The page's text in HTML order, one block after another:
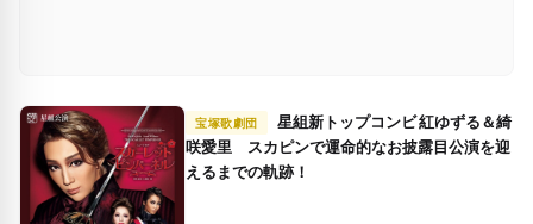
宝塚歌劇団
咲愛里 スカピンで運命的なお披露目公演を迎
えるまでの軌跡！